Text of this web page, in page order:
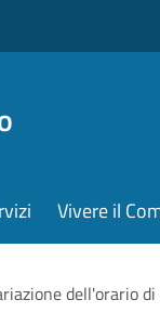
Vivere il
dell'orario